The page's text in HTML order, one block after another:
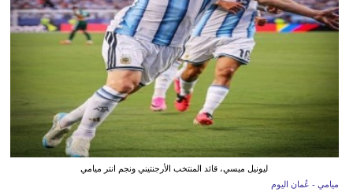
ليونيل ميسي، قائد المنتخب الأرجنتيني ونجم انتر ميامي
ميامي - عُمان اليوم